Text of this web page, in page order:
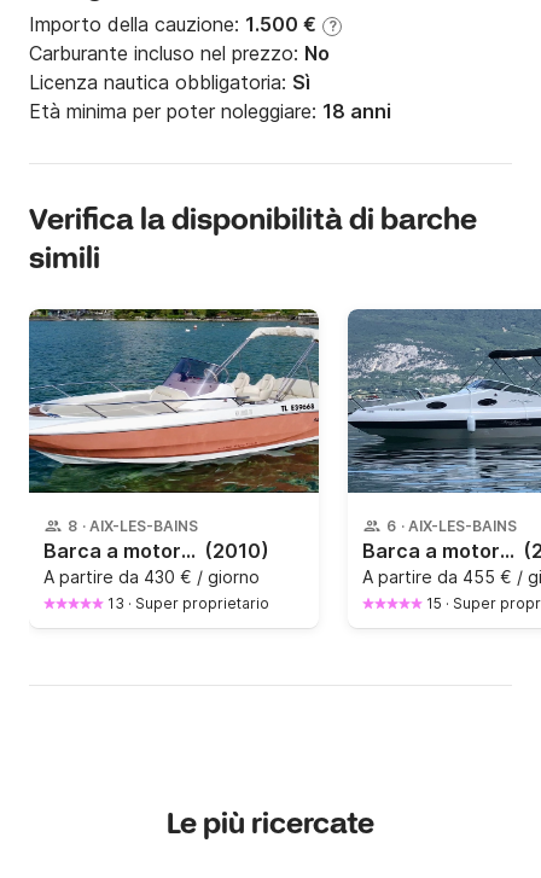
Importo della cauzione: 1.500 € ?
Carburante incluso nel prezzo: No
Licenza nautica obbligatoria: Sì
Età minima per poter noleggiare: 18 anni
Verifica la disponibilità di barche
simili
8 · AIX-LES-BAINS
Barca a motore Sessa Marine Key Largo 20 150CV (2010)
A partire da 430 € / giorno
13 · Super proprietario
6 · AIX-LES-BAINS
Barca a motore Aquabat Sport cruiser 20 140CV
A partire da 455 € /
15 · Super
Le più ricercate